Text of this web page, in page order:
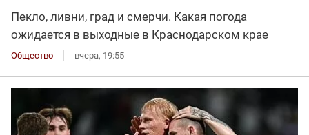
Пекло, ливни, град и смерчи. Какая погода
ожидается в выходные в Краснодарском крае
Общество вчера, 19:55